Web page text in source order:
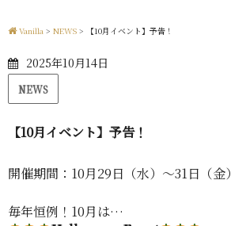
Vanilla > NEWS > 【10月イベント】予告！
2025年10月14日
NEWS
【10月イベント】予告！
開催期間：10月29日（水）〜31日（金）
毎年恒例！10月は…